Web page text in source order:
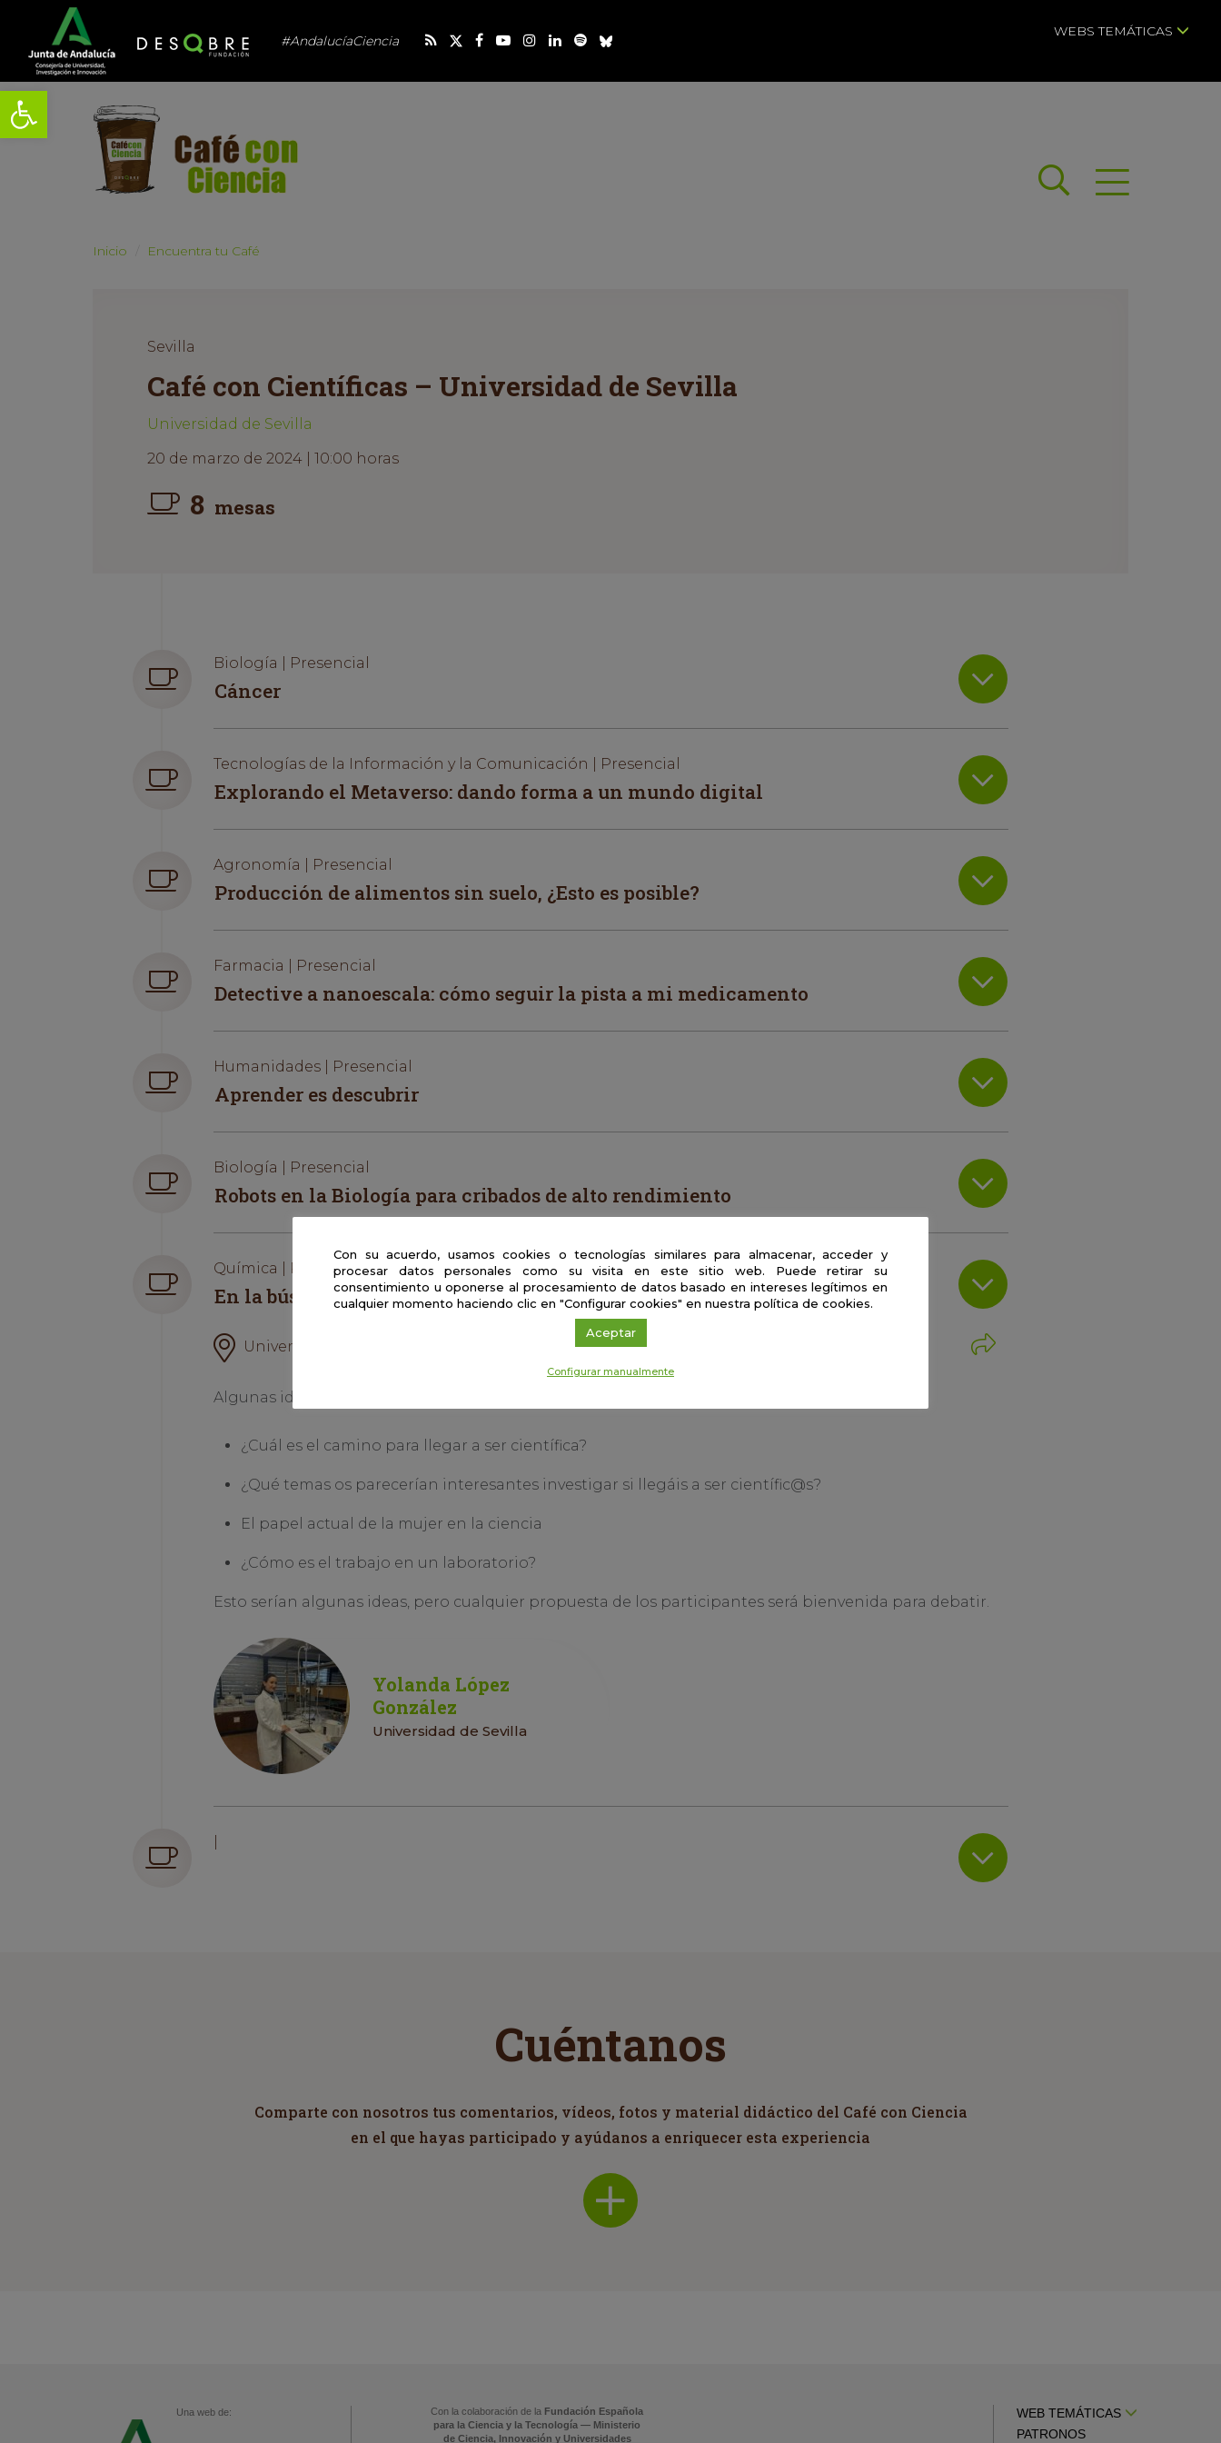
Abrir barra de herramientas
#AndalucíaCiencia
WEBS TEMÁTICAS
BuscarAbrir menú
Inicio Encuentra tu Café
Sevilla
Café con Científicas – Universidad de Sevilla
Universidad de Sevilla
20 de marzo de 2024 | 10:00 horas
8 mesas
Biología | Presencial
Cáncer
Tecnologías de la Información y la Comunicación | Presencial
Explorando el Metaverso: dando forma a un mundo digital
Agronomía | Presencial
Producción de alimentos sin suelo, ¿Esto es posible?
Farmacia | Presencial
Detective a nanoescala: cómo seguir la pista a mi medicamento
Humanidades | Presencial
Aprender es descubrir
Biología | Presencial
Robots en la Biología para cribados de alto rendimiento
Química | Presencial
En la búsqueda de alimentos más saludables
Universidad de Sevilla | 20/03/2024 10:00 horas
Algunas ideas de temas para conversar pueden ser:
¿Cuál es el camino para llegar a ser científica?
¿Qué temas os parecerían interesantes investigar si llegáis a ser científic@s?
El papel actual de la mujer en la ciencia
¿Cómo es el trabajo en un laboratorio?
Esto serían algunas ideas, pero cualquier propuesta de los participantes será bienvenida para debatir.
Yolanda López
González
Universidad de Sevilla
Cuéntanos
Comparte con nosotros tus comentarios, vídeos, fotos y material didáctico del Café con Ciencia
en el que hayas participado y ayúdanos a enriquecer esta experiencia
Una web de: Con la colaboración de la Fundación Española
para la Ciencia y la Tecnología — Ministerio
de Ciencia, Innovación y Universidades
WEB TEMÁTICAS
PATRONOS
Con su acuerdo, usamos cookies o tecnologías similares para almacenar, acceder y
procesar datos personales como su visita en este sitio web. Puede retirar su
consentimiento u oponerse al procesamiento de datos basado en intereses legítimos en
cualquier momento haciendo clic en "Configurar cookies" en nuestra política de cookies.
Aceptar
Configurar manualmente